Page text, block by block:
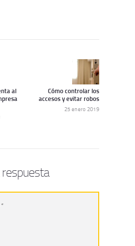
al
Cómo controlar los
accesos y evitar robos
25 enero 2019